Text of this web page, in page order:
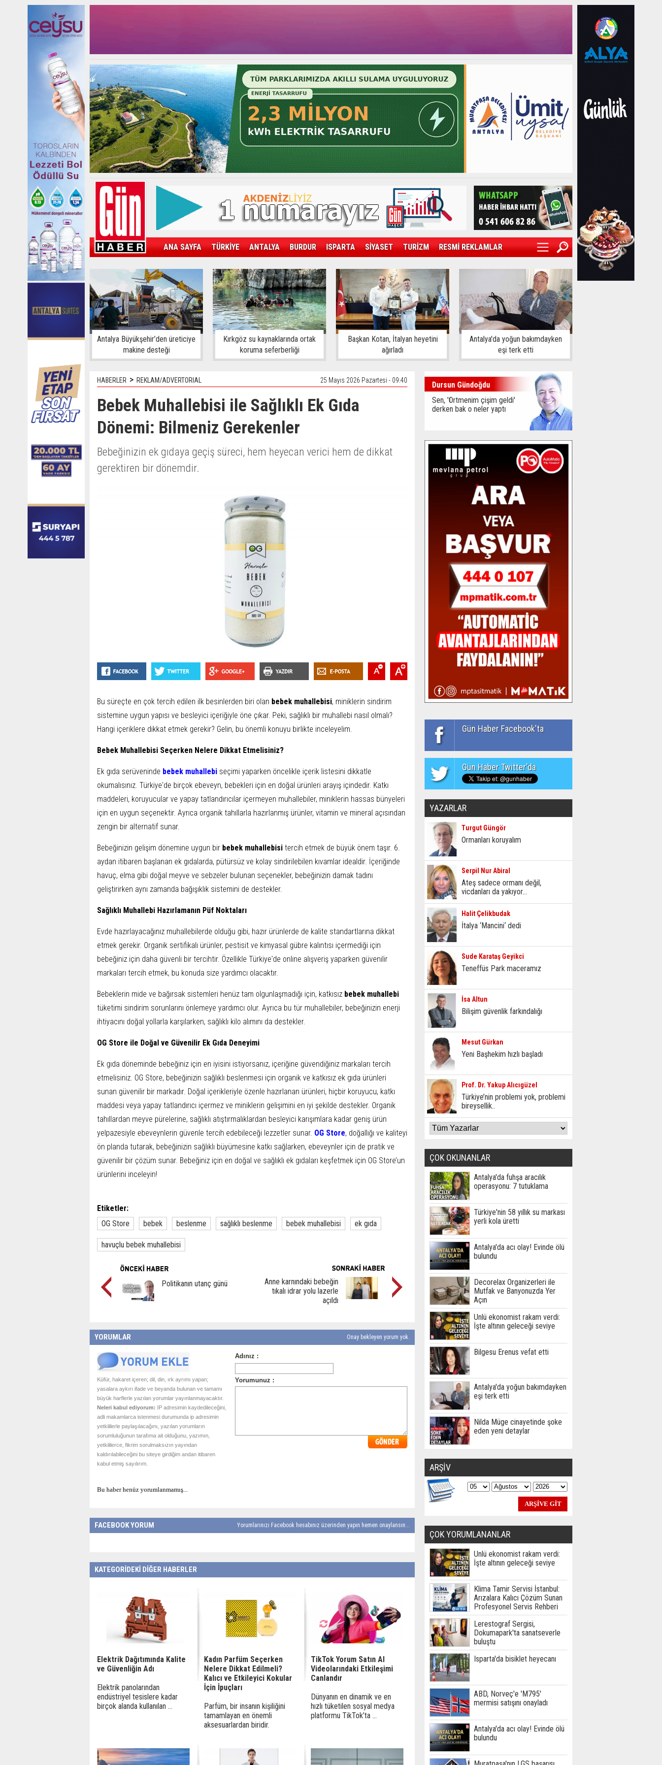
ANA SAYFA TÜRKİYE ANTALYA BURDUR ISPARTA SİYASET TURİZM RESMİ REKLAMLAR
KAMPÜS SPOR GÜN'ÜN ÜRÜNÜ SAĞLIK EKONOMİ DÜNYA
Antalya Büyükşehir’den üreticiye
makine desteği
Kırkgöz su kaynaklarında ortak
koruma seferberliği
Başkan Kotan, İtalyan heyetini
ağırladı
Antalya'da yoğun bakımdayken
eşi terk etti
HABERLER > REKLAM/ADVERTORIAL 25 Mayıs 2026 Pazartesi - 09:40
Bebek Muhallebisi ile Sağlıklı Ek Gıda
Dönemi: Bilmeniz Gerekenler
Bebeğinizin ek gıdaya geçiş süreci, hem heyecan verici hem de dikkat
gerektiren bir dönemdir.
Bu süreçte en çok tercih edilen ilk besinlerden biri olan bebek muhallebisi, miniklerin sindirim
sistemine uygun yapısı ve besleyici içeriğiyle öne çıkar. Peki, sağlıklı bir muhallebi nasıl olmalı?
Hangi içeriklere dikkat etmek gerekir? Gelin, bu önemli konuyu birlikte inceleyelim.
Bebek Muhallebisi Seçerken Nelere Dikkat Etmelisiniz?
Ek gıda serüveninde bebek muhallebi seçimi yaparken öncelikle içerik listesini dikkatle
okumalısınız. Türkiye'de birçok ebeveyn, bebekleri için en doğal ürünleri arayış içindedir. Katkı
maddeleri, koruyucular ve yapay tatlandırıcılar içermeyen muhallebiler, miniklerin hassas bünyeleri
için en uygun seçenektir. Ayrıca organik tahıllarla hazırlanmış ürünler, vitamin ve mineral açısından
zengin bir alternatif sunar.
Bebeğinizin gelişim dönemine uygun bir bebek muhallebisi tercih etmek de büyük önem taşır. 6.
aydan itibaren başlanan ek gıdalarda, pütürsüz ve kolay sindirilebilen kıvamlar idealdir. İçeriğinde
havuç, elma gibi doğal meyve ve sebzeler bulunan seçenekler, bebeğinizin damak tadını
geliştirirken aynı zamanda bağışıklık sistemini de destekler.
Sağlıklı Muhallebi Hazırlamanın Püf Noktaları
Evde hazırlayacağınız muhallebilerde olduğu gibi, hazır ürünlerde de kalite standartlarına dikkat
etmek gerekir. Organik sertifikalı ürünler, pestisit ve kimyasal gübre kalıntısı içermediği için
bebeğiniz için daha güvenli bir tercihtir. Özellikle Türkiye'de online alışveriş yaparken güvenilir
markaları tercih etmek, bu konuda size yardımcı olacaktır.
Bebeklerin mide ve bağırsak sistemleri henüz tam olgunlaşmadığı için, katkısız bebek muhallebi
tüketimi sindirim sorunlarını önlemeye yardımcı olur. Ayrıca bu tür muhallebiler, bebeğinizin enerji
ihtiyacını doğal yollarla karşılarken, sağlıklı kilo alımını da destekler.
OG Store ile Doğal ve Güvenilir Ek Gıda Deneyimi
Ek gıda döneminde bebeğiniz için en iyisini istiyorsanız, içeriğine güvendiğiniz markaları tercih
etmelisiniz. OG Store, bebeğinizin sağlıklı beslenmesi için organik ve katkısız ek gıda ürünleri
sunan güvenilir bir markadır. Doğal içerikleriyle özenle hazırlanan ürünleri, hiçbir koruyucu, katkı
maddesi veya yapay tatlandırıcı içermez ve miniklerin gelişimini en iyi şekilde destekler. Organik
tahıllardan meyve pürelerine, sağlıklı atıştırmalıklardan besleyici karışımlara kadar geniş ürün
yelpazesiyle ebeveynlerin güvenle tercih edebileceği lezzetler sunar. OG Store, doğallığı ve kaliteyi
ön planda tutarak, bebeğinizin sağlıklı büyümesine katkı sağlarken, ebeveynler için de pratik ve
güvenilir bir çözüm sunar. Bebeğiniz için en doğal ve sağlıklı ek gıdaları keşfetmek için OG Store’un
ürünlerini inceleyin!
Etiketler:
OG Store
bebek beslenme sağlıklı beslenme bebek muhallebisi ek gıda
havuçlu bebek muhallebisi
Politikanın utanç günü
Anne karnındaki bebeğin
tıkalı idrar yolu lazerle
açıldı
YORUMLAR Onay bekleyen yorum yok.
Küfür, hakaret içeren; dil, din, ırk ayrımı yapan;
yasalara aykırı ifade ve beyanda bulunan ve tamamı
büyük harflerle yazılan yorumlar yayınlanmayacaktır.
Neleri kabul ediyorum: IP adresimin kaydedileceğini,
adli makamlarca istenmesi durumunda ip adresimin
yetkililerle paylaşılacağını, yazılan yorumların
sorumluluğunun tarafıma ait olduğunu, yazımın,
yetkililerce, fikrim sorulmaksızın yayından
kaldırılabileceğini bu siteye girdiğim andan itibaren
kabul etmiş sayılırım.
Bu haber henüz yorumlanmamış...
FACEBOOK YORUM Yorumlarınızı Facebook hesabınız üzerinden yapın hemen onaylansın...
KATEGORİDEKİ DİĞER HABERLER
Elektrik Dağıtımında Kalite
ve Güvenliğin Adı
Elektrik panolarından
endüstriyel tesislere kadar
birçok alanda kullanılan ...
Kadın Parfüm Seçerken
Nelere Dikkat Edilmeli?
Kalıcı ve Etkileyici Kokular
İçin İpuçları
Parfüm, bir insanın kişiliğini
tamamlayan en önemli
aksesuarlardan biridir.
TikTok Yorum Satın Al
Videolarındaki Etkileşimi
Canlandır
Dünyanın en dinamik ve en
hızlı tüketilen sosyal medya
platformu TikTok’ta ...
Dursun Gündoğdu
Sen, 'Örtmenim çişim geldi'
derken bak o neler yaptı
Gün Haber Facebook'ta
Gün Haber Twitter'da
YAZARLAR
Turgut Güngör
Ormanları koruyalım
Serpil Nur Abiral
Ateş sadece ormanı değil,
vicdanları da yakıyor...
Halit Çelikbudak
İtalya ‘Mancini‘ dedi
Sude Karataş Geyikci
Teneffüs Park maceramız
İsa Altun
Bilişim güvenlik farkındalığı
Mesut Gürkan
Yeni Başhekim hızlı başladı
Prof. Dr. Yakup Alıcıgüzel
Türkiye’nin problemi yok, problemi
bireysellik..
ÇOK OKUNANLAR
Antalya'da fuhşa aracılık
operasyonu: 7 tutuklama
Türkiye'nin 58 yıllık su markası
yerli kola üretti
Antalya'da acı olay! Evinde ölü
bulundu
Decorelax Organizerleri ile
Mutfak ve Banyonuzda Yer
Açın
Ünlü ekonomist rakam verdi:
İşte altının geleceği seviye
Bilgesu Erenus vefat etti
Antalya'da yoğun bakımdayken
eşi terk etti
Nilda Müge cinayetinde şoke
eden yeni detaylar
ARŞİV
ÇOK YORUMLANANLAR
Ünlü ekonomist rakam verdi:
İşte altının geleceği seviye
Klima Tamir Servisi İstanbul:
Arızalara Kalıcı Çözüm Sunan
Profesyonel Servis Rehberi
Lerestograf Sergisi,
Dokumapark'ta sanatseverle
buluştu
Isparta'da bisiklet heyecanı
ABD, Norveç'e 'M795'
mermisi satışını onayladı
Antalya'da acı olay! Evinde ölü
bulundu